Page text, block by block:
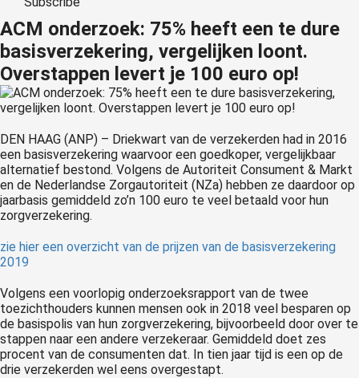
ACM onderzoek: 75% heeft een te dure
basisverzekering, vergelijken loont.
Overstappen levert je 100 euro op!
DEN HAAG (ANP) – Driekwart van de verzekerden had in 2016
een basisverzekering waarvoor een goedkoper, vergelijkbaar
alternatief bestond. Volgens de Autoriteit Consument & Markt
en de Nederlandse Zorgautoriteit (NZa) hebben ze daardoor op
jaarbasis gemiddeld zo’n 100 euro te veel betaald voor hun
zorgverzekering.
zie hier een overzicht van de prijzen van de basisverzekering
2019
Volgens een voorlopig onderzoeksrapport van de twee
toezichthouders kunnen mensen ook in 2018 veel besparen op
de basispolis van hun zorgverzekering, bijvoorbeeld door over te
stappen naar een andere verzekeraar. Gemiddeld doet zes
procent van de consumenten dat. In tien jaar tijd is een op de
drie verzekerden wel eens overgestapt.